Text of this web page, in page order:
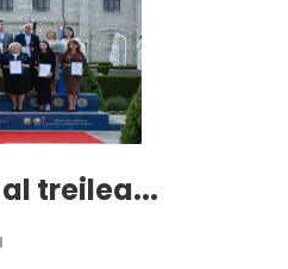
treilea...